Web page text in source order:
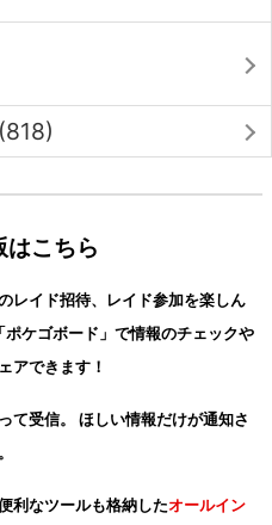
はこちら
レイド招待、レイド参加を楽しん
ケゴボード」で情報のチェックや
アできます！
て受信。 ほしい情報だけが通知さ
利なツールも格納したオールイン